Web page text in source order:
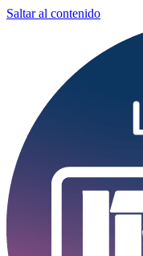
Saltar al contenido